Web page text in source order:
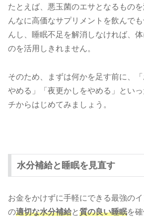
たとえば、悪玉菌のエサとなるもの
んなに高価なサプリメントを飲んで
んし、睡眠不足を解消しなければ、
のを活用しきれません。
そのため、まずは何かを足す前に、
やめる」「夜更かしをやめる」とい
チからはじめてみましょう。
水分補給と睡眠を見直す
お金をかけずに手軽にできる最強の
の適切な水分補給と質の良い睡眠を